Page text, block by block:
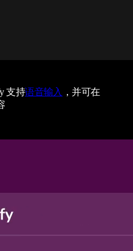
支持语音输入 ，并可在